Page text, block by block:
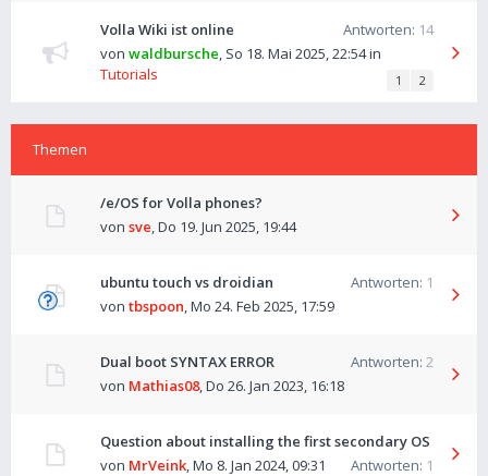
Volla Wiki ist online Antworten: 14
von waldbursche, So 18. Mai 2025, 22:54in
Tutorials
1 2
Themen
/e/OS for Volla phones?
von sve,Do 19. Jun 2025, 19:44
ubuntu touch vs droidian Antworten: 1
von tbspoon,Mo 24. Feb 2025, 17:59
Dual boot SYNTAX ERROR Antworten: 2
von Mathias08,Do 26. Jan 2023, 16:18
Question about installing the first secondary OS
Antworten: 1
von MrVeink,Mo 8. Jan 2024, 09:31